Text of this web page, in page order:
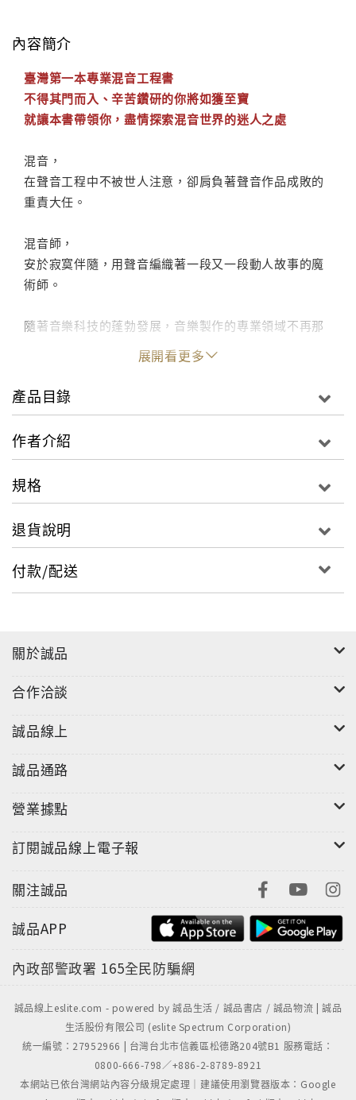
內容簡介
臺灣第一本專業混音工程書
不得其門而入、辛苦鑽研的你將如獲至寶
就讓本書帶領你，盡情探索混音世界的迷人之處
混音，
在聲音工程中不被世人注意，卻肩負著聲音作品成敗的
重責大任。
混音師，
安於寂寞伴隨，用聲音編織著一段又一段動人故事的魔
術師。
隨著音樂科技的蓬勃發展，音樂製作的專業領域不再那
般遙不可及，但有些事情並不會隨著科技進步而被遺
忘，反而更需要深入研究，才可能看得透澈、精益求
精。
面看到的幾項大重點。
要角色。
展開看更多
產品目錄
作者介紹
規格
退貨說明
付款/配送
關於誠品
合作洽談
誠品線上
誠品通路
營業據點
訂閱誠品線上電子報
關注誠品
誠品APP
內政部警政署 165全民防騙網
誠品線上eslite.com - powered by 誠品生活 / 誠品書店 / 誠品物流 | 誠品
生活股份有限公司 (eslite Spectrum Corporation)
統一編號：27952966 | 台灣台北市信義區松德路204號B1 服務電話：
0800-666-798／+886-2-8789-8921
本網站已依台灣網站內容分級規定處理｜建議使用瀏覽器版本：Google